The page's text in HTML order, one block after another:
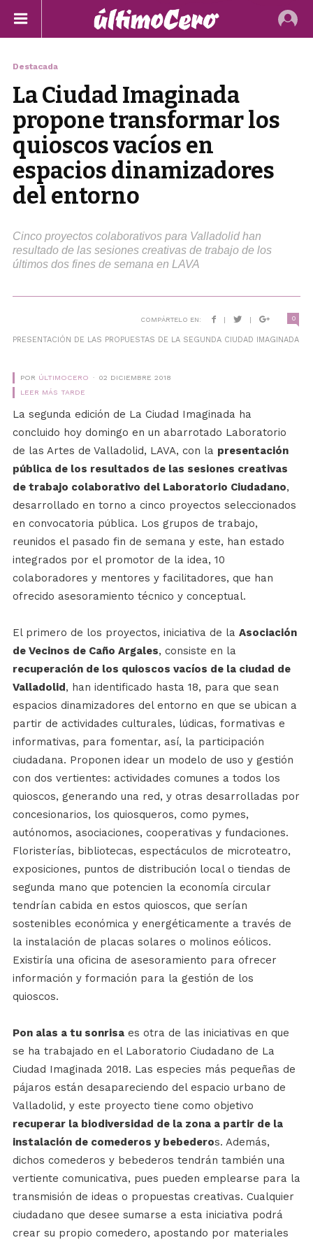
Destacada
La Ciudad Imaginada
propone transformar los
quioscos vacíos en
espacios dinamizadores
del entorno
Cinco proyectos colaborativos para Valladolid han
resultado de las sesiones creativas de trabajo de los
últimos dos fines de semana en LAVA
COMPÁRTELO EN: | | 0
PRESENTACIÓN DE LAS PROPUESTAS DE LA SEGUNDA CIUDAD IMAGINADA
POR ÚLTIMOCERO
02 DICIEMBRE 2018
LEER MÁS TARDE
La segunda edición de La Ciudad Imaginada ha
concluido hoy domingo en un abarrotado Laboratorio
de las Artes de Valladolid, LAVA, con la presentación
pública de los resultados de las sesiones creativas
de trabajo colaborativo del Laboratorio Ciudadano,
desarrollado en torno a cinco proyectos seleccionados
en convocatoria pública. Los grupos de trabajo,
reunidos el pasado fin de semana y este, han estado
integrados por el promotor de la idea, 10
colaboradores y mentores y facilitadores, que han
ofrecido asesoramiento técnico y conceptual.
El primero de los proyectos, iniciativa de la Asociación
de Vecinos de Caño Argales, consiste en la
recuperación de los quioscos vacíos de la ciudad de
Valladolid, han identificado hasta 18, para que sean
espacios dinamizadores del entorno en que se ubican a
partir de actividades culturales, lúdicas, formativas e
informativas, para fomentar, así, la participación
ciudadana. Proponen idear un modelo de uso y gestión
con dos vertientes: actividades comunes a todos los
quioscos, generando una red, y otras desarrolladas por
concesionarios, los quiosqueros, como pymes,
autónomos, asociaciones, cooperativas y fundaciones.
Floristerías, bibliotecas, espectáculos de microteatro,
exposiciones, puntos de distribución local o tiendas de
segunda mano que potencien la economía circular
tendrían cabida en estos quioscos, que serían
sostenibles económica y energéticamente a través de
la instalación de placas solares o molinos eólicos.
Existiría una oficina de asesoramiento para ofrecer
información y formación para la gestión de los
quioscos.
Pon alas a tu sonrisaes otra de las iniciativas en que
se ha trabajado en el Laboratorio Ciudadano de La
Ciudad Imaginada 2018. Las especies más pequeñas de
pájaros están desapareciendo del espacio urbano de
Valladolid, y este proyecto tiene como objetivo
recuperar la biodiversidad de la zona a partir de la
instalación de comederos y bebederos. Además,
dichos comederos y bebederos tendrán también una
vertiente comunicativa, pues pueden emplearse para la
transmisión de ideas o propuestas creativas. Cualquier
ciudadano que desee sumarse a esta iniciativa podrá
crear su propio comedero, apostando por materiales